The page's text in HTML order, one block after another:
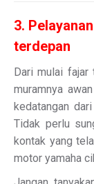
3.
terdepan
Dari mulai
muramnya
kedatangan
Tidak perlu
kontak yang
motor yamaha